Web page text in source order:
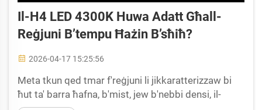
Il-H4 LED 4300K Huwa Adatt Għall-
Reġjuni B’tempu Ħażin B’sħiħ?
2026-04-17 15:25:56
Meta tkun qed tmar f'reġjuni li jikkaratterizzaw bi
ħut ta' barra ħafna, b'mist, jew b'nebbi densi, il-